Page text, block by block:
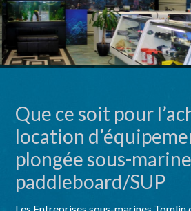
Que ce soit pour
location
plongée sous-
paddleboard/SUP